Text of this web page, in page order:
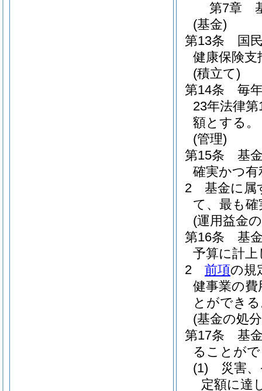
第7章
(基金)
第13条
国
健康保険支
(積立て)
第14条
毎
23年法律第
額とする。
(管理)
第15条
基
確実かつ
2
基金に属
て、最も
(運用益金
第16条
基
予算に計
2
前項の規
健事業の
とができ
(基金の処
第17条
基
ることが
(1)
災害
定額に達